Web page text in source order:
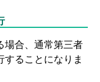
場合、通常第三者
することになりま